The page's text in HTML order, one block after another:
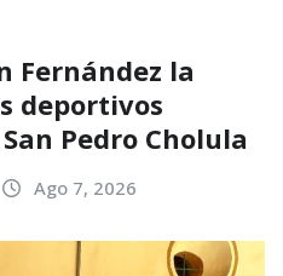
Fernández la
deportivos
Pedro Cholula
Ago 7, 2026